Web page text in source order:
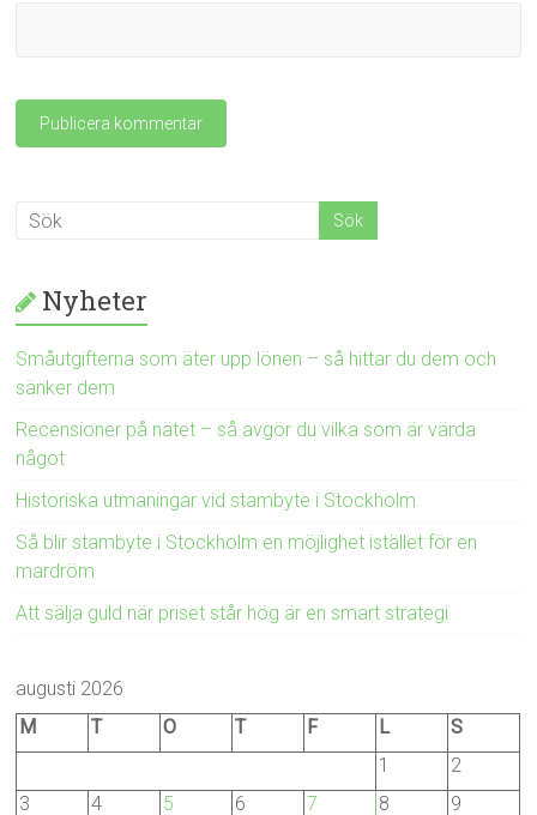
Nyheter
Småutgifterna som äter upp lönen – så hittar du dem och
sänker dem
Recensioner på nätet – så avgör du vilka som är värda
något
Historiska utmaningar vid stambyte i Stockholm
Så blir stambyte i Stockholm en möjlighet istället för en
mardröm
Att sälja guld när priset står hög är en smart strategi
augusti 2026
M
T O T F L
S
1
2
3
4 5 6 7 8 9